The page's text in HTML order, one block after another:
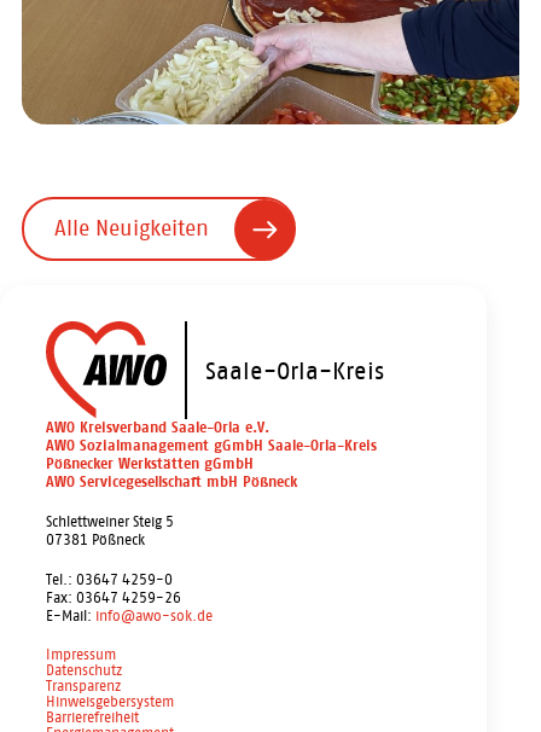
Alle Neuigkeiten
Saale-Orla-Kreis
AWO Kreisverband Saale-Orla e.V.
AWO Sozialmanagement gGmbH Saale-Orla-Kreis
Pößnecker Werkstätten gGmbH
AWO Servicegesellschaft mbH Pößneck
Schlettweiner Steig 5
07381 Pößneck
Tel.: 03647 4259-0
Fax: 03647 4259-26
E-Mail: info@awo-sok.de
Impressum
Datenschutz
Transparenz
Hinweisgebersystem
Barrierefreiheit